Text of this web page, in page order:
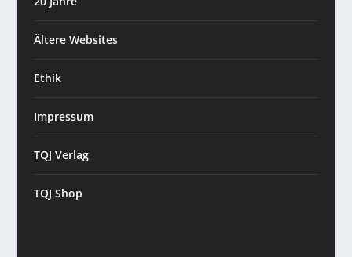
Ältere Websites
Ethik
Impressum
TQJ Verlag
TQJ Shop